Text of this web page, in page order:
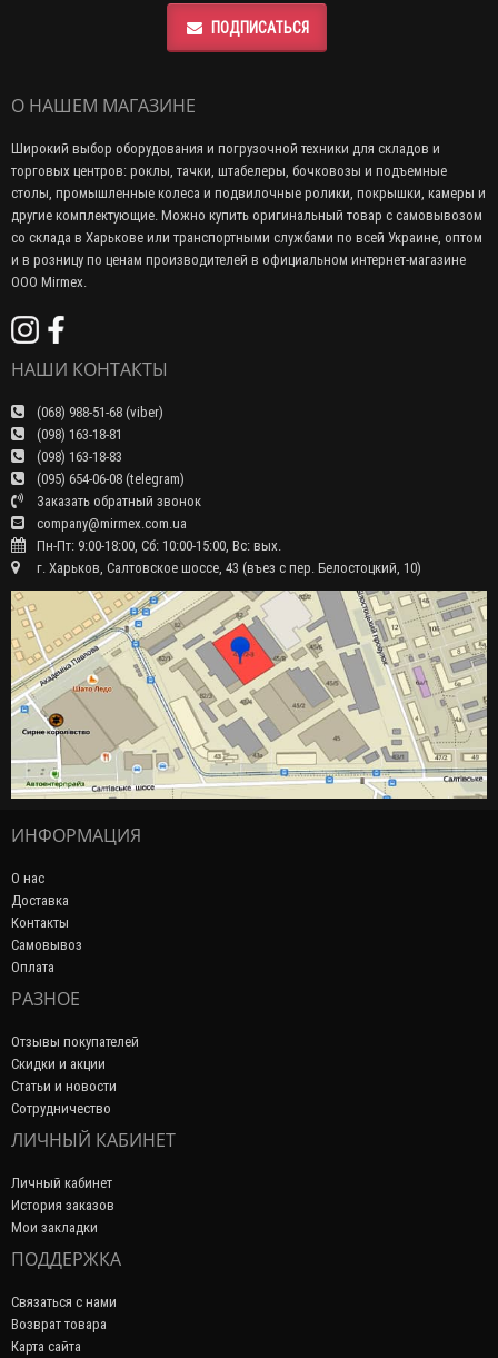
ПОДПИСАТЬСЯ
О НАШЕМ МАГАЗИНЕ
Широкий выбор оборудования и погрузочной техники для складов и
торговых центров: роклы, тачки, штабелеры, бочковозы и подъемные
столы, промышленные колеса и подвилочные ролики, покрышки, камеры и
другие комплектующие. Можно купить оригинальный товар с самовывозом
со склада в Харькове или транспортными службами по всей Украине, оптом
и в розницу по ценам производителей в официальном интернет-магазине
ООО Mirmex.
НАШИ КОНТАКТЫ
(068) 988-51-68 (viber)
(098) 163-18-81
(098) 163-18-83
(095) 654-06-08 (telegram)
Заказать обратный звонок
company@mirmex.com.ua
Пн-Пт: 9:00-18:00, Сб: 10:00-15:00, Вс: вых.
г. Харьков, Салтовское шоссе, 43 (въез с пер. Белостоцкий, 10)
ИНФОРМАЦИЯ
О нас
Доставка
Контакты
Самовывоз
Оплата
РАЗНОЕ
Отзывы покупателей
Скидки и акции
Статьи и новости
Сотрудничество
ЛИЧНЫЙ КАБИНЕТ
Личный кабинет
История заказов
Мои закладки
ПОДДЕРЖКА
Связаться с нами
Возврат товара
Карта сайта